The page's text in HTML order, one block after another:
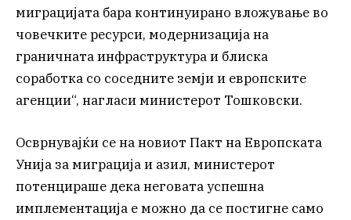
миграцијата бара континуирано вложување во
човечките ресурси, модернизација на
граничната инфраструктура и блиска
соработка со соседните земји и европските
агенции“, нагласи министерот Тошковски.
Осврнувајќи се на новиот Пакт на Европската
Унија за миграција и азил, министерот
потенцираше дека неговата успешна
имплементација е можно да се постигне само